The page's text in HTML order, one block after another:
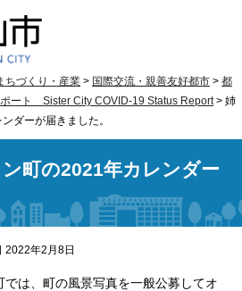
ちづくり・産業 > 国際交流・親善友好都市 > 都
ポート Sister City COVID-19 Status Report> 姉
ダーが届きました。
町の2021年カレンダー
年2月8日
は、町の風景写真を一般公募してオ